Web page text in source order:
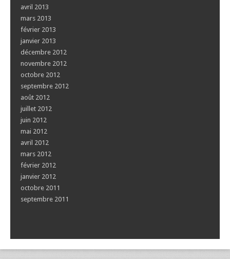
avril 2013
mars 2013
février 2013
janvier 2013
décembre 2012
novembre 2012
octobre 2012
septembre 2012
août 2012
juillet 2012
juin 2012
mai 2012
avril 2012
mars 2012
février 2012
janvier 2012
octobre 2011
septembre 2011